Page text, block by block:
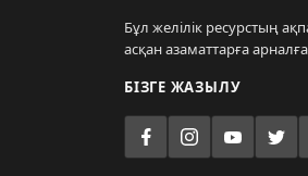
Бұл желілік ресурстың
асқан азаматтарға
БІЗГЕ ЖАЗЫЛУ